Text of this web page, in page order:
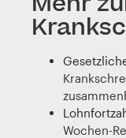
Wochen-